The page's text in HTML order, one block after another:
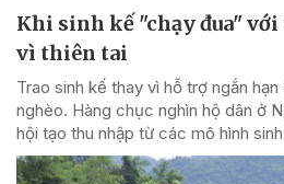
Khi sinh kế "chạy đua"
vì thiên tai
Trao sinh kế thay vì hỗ trợ ngắn
nghèo. Hàng chục nghìn hộ dân ở
hội tạo thu nhập từ các mô hình